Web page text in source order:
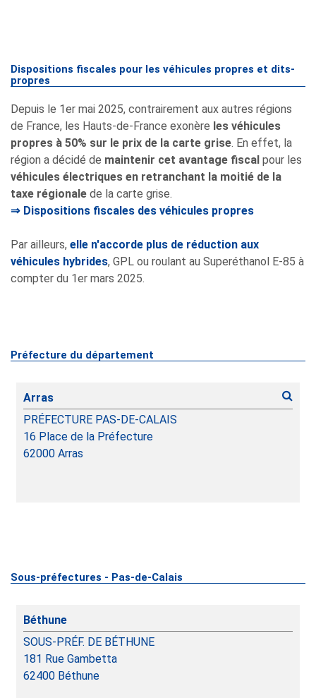
Dispositions fiscales pour les véhicules propres et dits-
propres
Depuis le 1er mai 2025, contrairement aux autres régions
de France, les Hauts-de-France exonère les véhicules
propres à 50% sur le prix de la carte grise. En effet, la
région a décidé de maintenir cet avantage fiscal pour les
véhicules électriques en retranchant la moitié de la
taxe régionale de la carte grise.
Dispositions fiscales des véhicules propres
Par ailleurs, elle n'accorde plus de réduction aux
véhicules hybrides, GPL ou roulant au Superéthanol E-85 à
compter du 1er mars 2025.
Préfecture du département
Arras
PRÉFECTURE PAS-DE-CALAIS
16 Place de la Préfecture
62000 Arras
Sous-préfectures - Pas-de-Calais
Béthune
SOUS-PRÉF. DE BÉTHUNE
181 Rue Gambetta
62400 Béthune